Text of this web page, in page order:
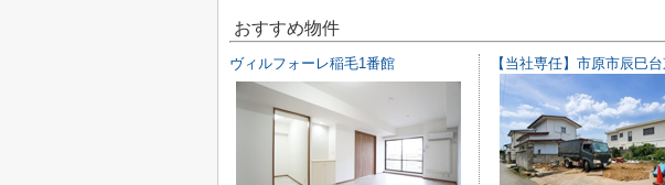
おすすめ物件
ヴィルフォーレ稲毛1番館